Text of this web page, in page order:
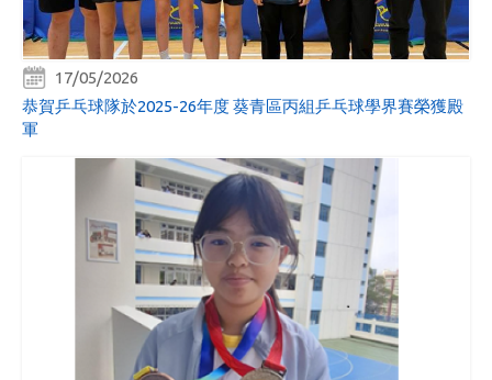
17/05/2026
恭賀乒乓球隊於2025-26年度 葵青區丙組乒乓球學界賽榮獲殿
軍